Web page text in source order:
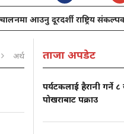
आउनु दूरदर्शी राष्ट्रिय
अर्थ ताजा अपडेट
पर्यटकलाई हैरानी गर्ने ८
पोखराबाट पक्राउ